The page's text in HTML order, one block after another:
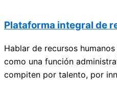
Plataforma integral de
Hablar de recursos
como una función
compiten por talento, por